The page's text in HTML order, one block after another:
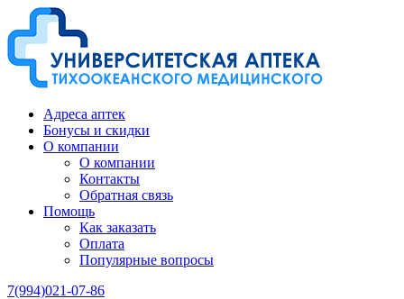
Адреса аптек
Бонусы и скидки
О компании
О компании
Контакты
Обратная связь
Помощь
Как заказать
Оплата
Популярные вопросы
7(994)021-07-86